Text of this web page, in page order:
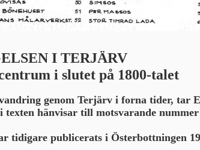
I TERJÄRV
i slutet på 1800-talet
genom Terjärv i forna tider, tar
texten hänvisar till motsvarande
tidigare publicerats i Österbottningen